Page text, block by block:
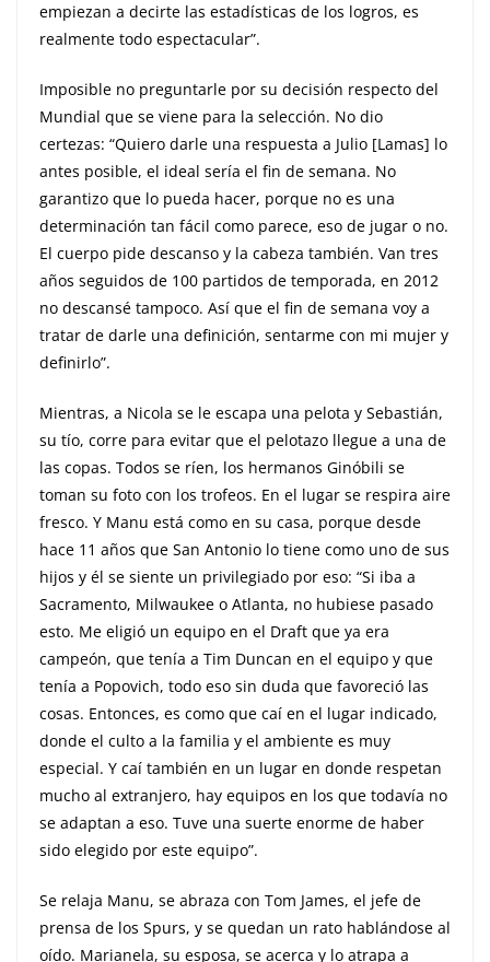
empiezan a decirte las estadísticas de los logros, es
realmente todo espectacular”.
Imposible no preguntarle por su decisión respecto del
Mundial que se viene para la selección. No dio
certezas: “Quiero darle una respuesta a Julio [Lamas] lo
antes posible, el ideal sería el fin de semana. No
garantizo que lo pueda hacer, porque no es una
determinación tan fácil como parece, eso de jugar o no.
El cuerpo pide descanso y la cabeza también. Van tres
años seguidos de 100 partidos de temporada, en 2012
no descansé tampoco. Así que el fin de semana voy a
tratar de darle una definición, sentarme con mi mujer y
definirlo”.
Mientras, a Nicola se le escapa una pelota y Sebastián,
su tío, corre para evitar que el pelotazo llegue a una de
las copas. Todos se ríen, los hermanos Ginóbili se
toman su foto con los trofeos. En el lugar se respira aire
fresco. Y Manu está como en su casa, porque desde
hace 11 años que San Antonio lo tiene como uno de sus
hijos y él se siente un privilegiado por eso: “Si iba a
Sacramento, Milwaukee o Atlanta, no hubiese pasado
esto. Me eligió un equipo en el Draft que ya era
campeón, que tenía a Tim Duncan en el equipo y que
tenía a Popovich, todo eso sin duda que favoreció las
cosas. Entonces, es como que caí en el lugar indicado,
donde el culto a la familia y el ambiente es muy
especial. Y caí también en un lugar en donde respetan
mucho al extranjero, hay equipos en los que todavía no
se adaptan a eso. Tuve una suerte enorme de haber
sido elegido por este equipo”.
Se relaja Manu, se abraza con Tom James, el jefe de
prensa de los Spurs, y se quedan un rato hablándose al
oído. Marianela, su esposa, se acerca y lo atrapa a